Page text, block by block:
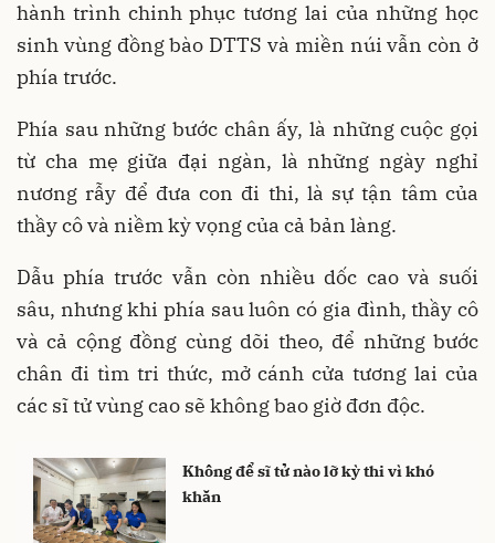
hành trình chinh phục tương lai của những học
sinh vùng đồng bào DTTS và miền núi vẫn còn ở
phía trước.
Phía sau những bước chân ấy, là những cuộc gọi
từ cha mẹ giữa đại ngàn, là những ngày nghỉ
nương rẫy để đưa con đi thi, là sự tận tâm của
thầy cô và niềm kỳ vọng của cả bản làng.
Dẫu phía trước vẫn còn nhiều dốc cao và suối
sâu, nhưng khi phía sau luôn có gia đình, thầy cô
và cả cộng đồng cùng dõi theo, để những bước
chân đi tìm tri thức, mở cánh cửa tương lai của
các sĩ tử vùng cao sẽ không bao giờ đơn độc.
Không để sĩ tử nào lỡ kỳ thi vì khó
khăn